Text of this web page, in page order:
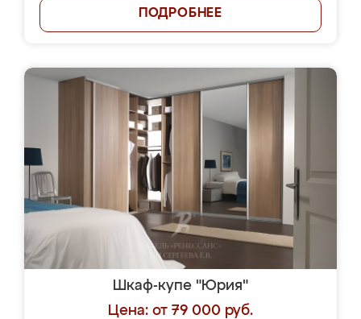
ПОДРОБНЕЕ
Шкаф-купе "Юрия"
Цена: от 79 000 руб.